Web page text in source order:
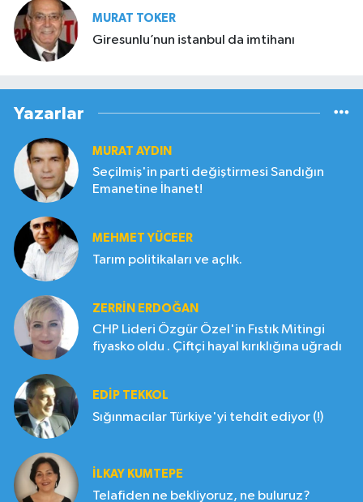
MURAT TOKER
Giresunlu’nun istanbul da imtihanı
Yazarlar
MURAT AYDIN
Seçilmiş'in parti değiştirmesi Sandığın
Emanetine İhanet!
MEHMET YÜCEER
Tarım politikaları ve açlık.
ZERRIN ERDOĞAN
CHP Lideri Özgür Özel'in Fıstık Mitingi
fiyasko oldu . Çiftçi hayal kırıklığına uğradı
EDIP TEKKOL
Sığınmacılar Türkiye'yi tehdit ediyor (!)
İLKAY KUMTEPE
Telafiden ne bekliyoruz, ne buluruz?